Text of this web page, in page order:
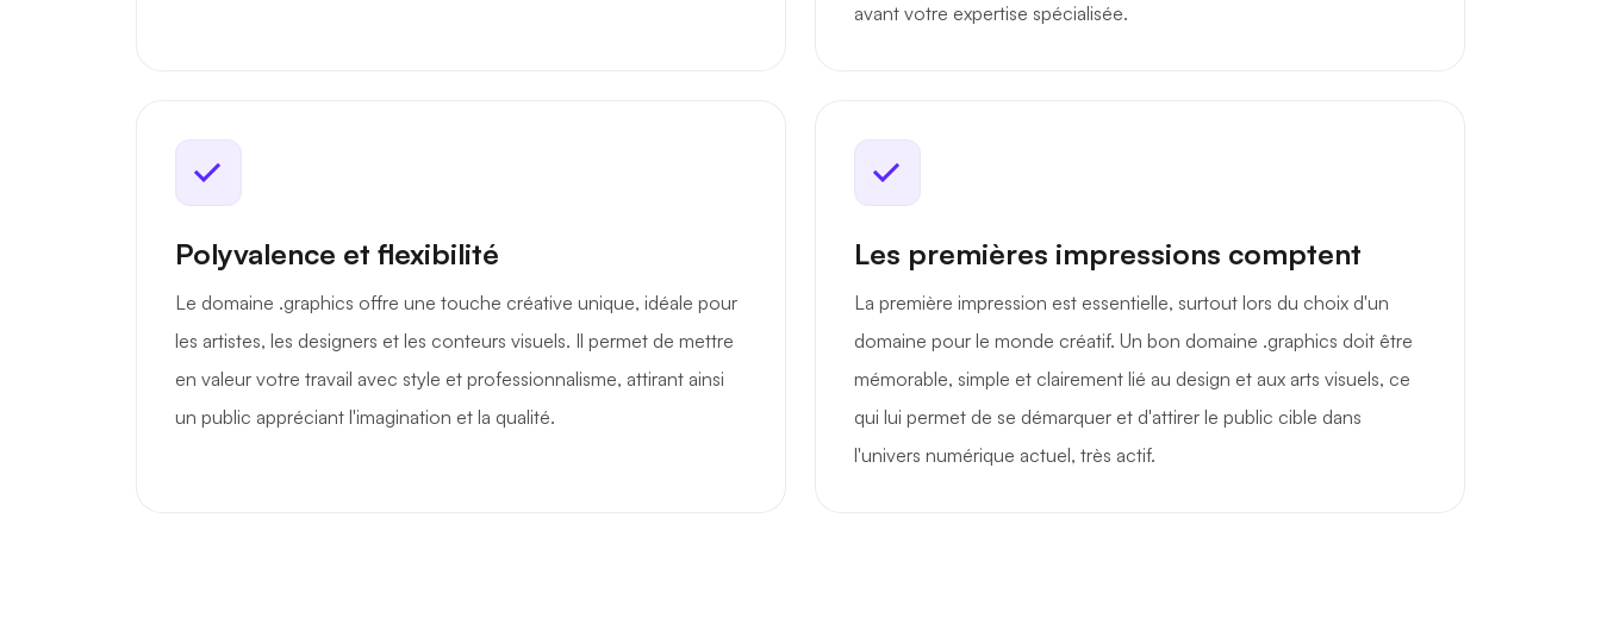
avant votre expertise spécialisée.
Polyvalence et flexibilité
Le domaine .graphics offre une touche créative unique, idéale pour
les artistes, les designers et les conteurs visuels. Il permet de mettre
en valeur votre travail avec style et professionnalisme, attirant ainsi
un public appréciant l'imagination et la qualité.
Les premières impressions comptent
La première impression est essentielle, surtout lors du choix d'un
domaine pour le monde créatif. Un bon domaine .graphics doit être
mémorable, simple et clairement lié au design et aux arts visuels, ce
qui lui permet de se démarquer et d'attirer le public cible dans
l'univers numérique actuel, très actif.